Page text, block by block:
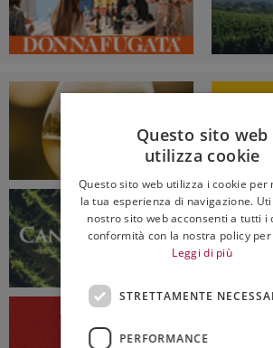
Questo sito web
utilizza cookie
Questo sito web utilizza i cookie
la tua esperienza di navigazione.
nostro sito web acconsenti a tutti i
conformità con la nostra policy
Leggi di più
STRETTAMENTE
PERFORMANCE